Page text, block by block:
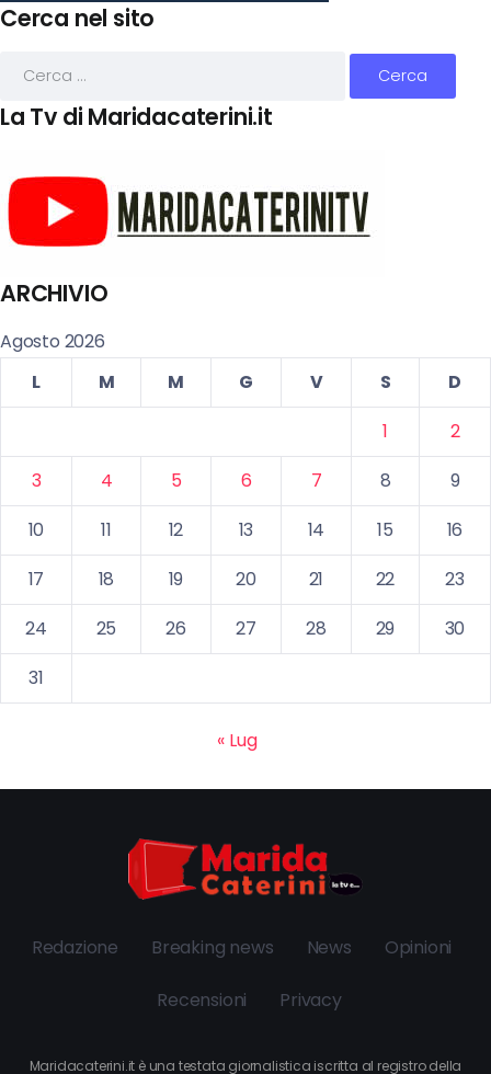
Cerca nel sito
La Tv di Maridacaterini.it
ARCHIVIO
Agosto 2026
L
M M G V S
D
1
2
3
4 5 6 7 8
9
10
11 12 13 14 15
16
17
18 19 20 21 22
23
24
25 26 27 28 29
30
31
« Lug
Redazione Breaking news News Opinioni
Recensioni Privacy
Maridacaterini.it è una testata giornalistica iscritta al registro della